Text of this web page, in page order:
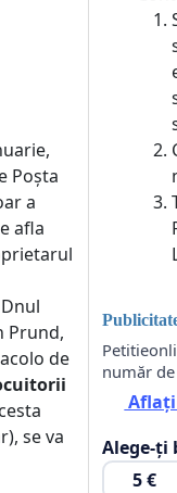
Poșta
a
afla
Prund,
de
se va
număr
Alege-ți
5 €